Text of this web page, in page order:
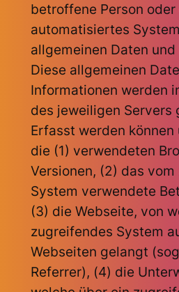
betroffene Person oder
automatisiertes
allgemeinen Daten
Diese allgemeinen
Informationen werden
des jeweiligen Servers
Erfasst werden können
die (1) verwendeten
Versionen, (2) das
System verwendete
(3) die Webseite, von
zugreifendes System
Webseiten gelangt
Referrer), (4) die